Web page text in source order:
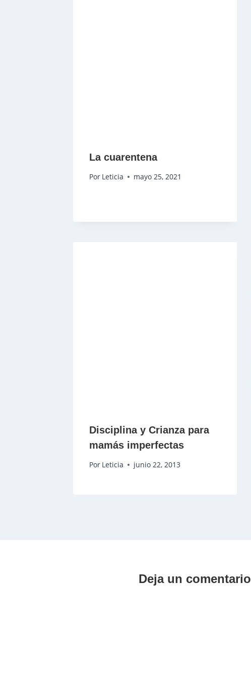
La cuarentena
Por Leticia mayo 25, 2021
Disciplina y Crianza para
mamás imperfectas
Por Leticia junio 22, 2013
Deja un comentario